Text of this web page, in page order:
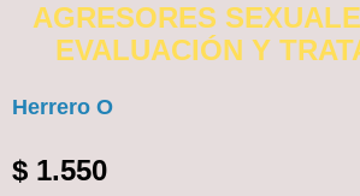
AGRESORES
EVALUACIÓN Y
Herrero O
$ 1.550